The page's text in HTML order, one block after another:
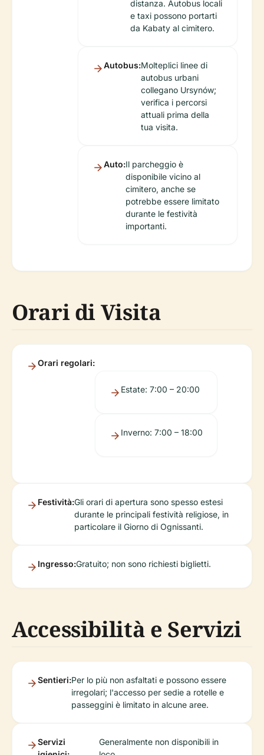
distanza. Autobus locali
e taxi possono portarti
da Kabaty al cimitero.
Autobus:Molteplici linee di
autobus urbani
collegano Ursynów;
verifica i percorsi
attuali prima della
tua visita.
Auto:Il parcheggio è
disponibile vicino al
cimitero, anche se
potrebbe essere limitato
durante le festività
importanti.
Orari di Visita
Orari regolari:
Estate: 7:00 – 20:00
Inverno: 7:00 – 18:00
Festività:Gli orari di apertura sono spesso estesi
durante le principali festività religiose, in
particolare il Giorno di Ognissanti.
Ingresso:Gratuito; non sono richiesti biglietti.
Accessibilità e Servizi
Sentieri:Per lo più non asfaltati e possono essere
irregolari; l'accesso per sedie a rotelle e
passeggini è limitato in alcune aree.
Servizi
Generalmente non disponibili in